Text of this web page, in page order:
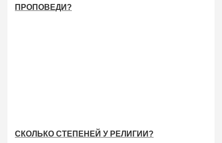
ПРОПОВЕДИ?
СКОЛЬКО СТЕПЕНЕЙ У РЕЛИГИИ?